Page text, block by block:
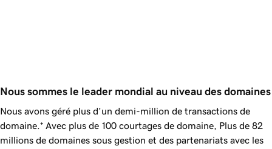
Nous sommes le leader mondial au niveau des domaines
Nous avons géré plus d’un demi-million de transactions de
domaine.⁺ Avec plus de 100 courtages de domaine, Plus de 82
millions de domaines sous gestion et des partenariats avec les